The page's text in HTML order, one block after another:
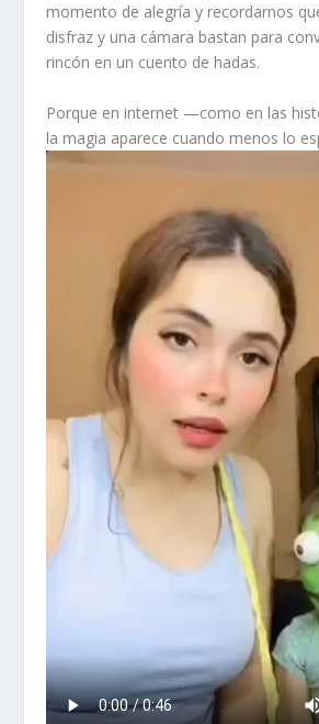
momento de alegría y recordarnos
disfraz y una cámara bastan para
rincón en un cuento de hadas.
Porque en internet —como en las
la magia aparece cuando menos lo